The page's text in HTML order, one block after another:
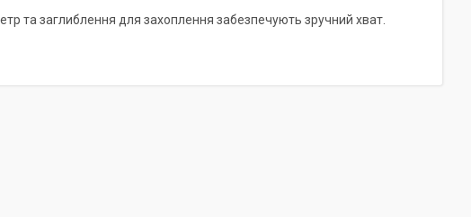
та заглиблення для захоплення забезпечують зручний хват.